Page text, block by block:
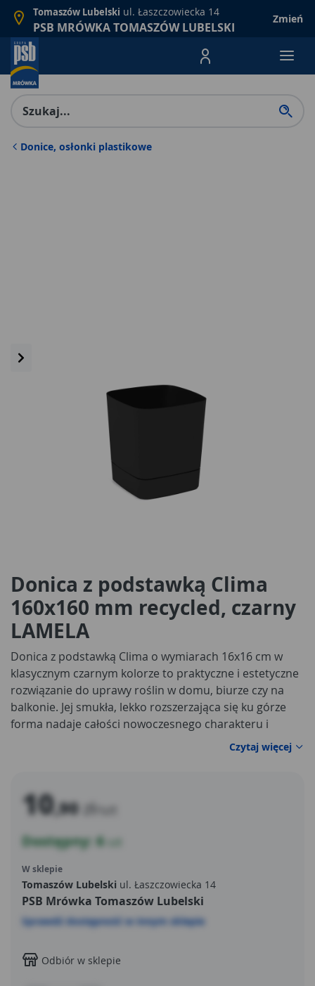
Tomaszów Lubelski ul. Łaszczowiecka 14
PSB MRÓWKA TOMASZÓW LUBELSKI
Zmień
Menu Produktów,
Donice, osłonki plastikowe
Donica z podstawką Clima
160x160 mm recycled, czarny
LAMELA
Donica z podstawką Clima o wymiarach 16x16 cm w
klasycznym czarnym kolorze to praktyczne i estetyczne
rozwiązanie do uprawy roślin w domu, biurze czy na
balkonie. Jej smukła, lekko rozszerzająca się ku górze
forma nadaje całości nowoczesnego charakteru i
Nowoczesny i minimalistyczny
style aranżacyjne.
Czytaj więcej
10,90 zł
Dostępny: 6
W sklepie
Tomaszów Lubelski ul. Łaszczowiecka 14
PSB Mrówka Tomaszów Lubelski
Sprawdź dostępność w innym sklepie
Odbiór w sklepie